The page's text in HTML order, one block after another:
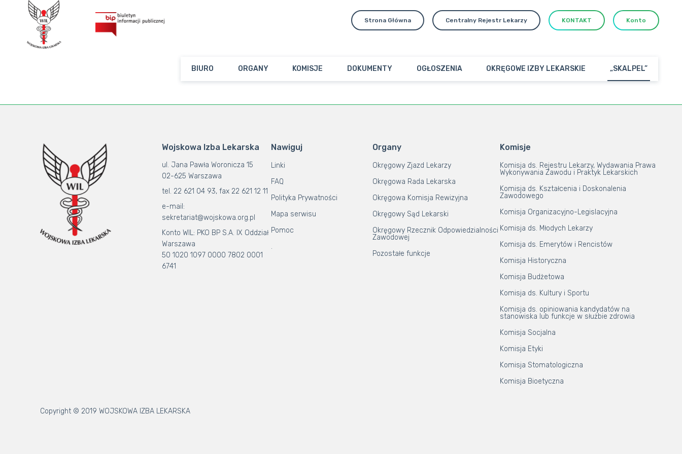
Strona Główna Centralny Rejestr Lekarzy KONTAKT Konto
BIURO ORGANY KOMISJE DOKUMENTY OGŁOSZENIA OKRĘGOWE IZBY LEKARSKIE „SKALPEL”
Wojskowa Izba Lekarska
ul. Jana Pawła Woronicza 15
02-625 Warszawa
tel. 22 621 04 93, fax 22 621 12 11
e-mail:
sekretariat@wojskowa.org.pl
Konto WIL: PKO BP S.A. IX Oddział
Warszawa
50 1020 1097 0000 7802 0001
6741
Nawiguj
Linki
FAQ
Polityka Prywatności
Mapa serwisu
Pomoc
.
Organy
Okręgowy Zjazd Lekarzy
Okręgowa Rada Lekarska
Okręgowa Komisja Rewizyjna
Okręgowy Sąd Lekarski
Okręgowy Rzecznik Odpowiedzialności
Zawodowej
Pozostałe funkcje
Komisje
Komisja ds. Rejestru Lekarzy, Wydawania Prawa
Wykonywania Zawodu i Praktyk Lekarskich
Komisja ds. Kształcenia i Doskonalenia
Zawodowego
Komisja Organizacyjno-Legislacyjna
Komisja ds. Młodych Lekarzy
Komisja ds. Emerytów i Rencistów
Komisja Historyczna
Komisja Budżetowa
Komisja ds. Kultury i Sportu
Komisja ds. opiniowania kandydatów na
stanowiska lub funkcje w służbie zdrowia
Komisja Socjalna
Komisja Etyki
Komisja Stomatologiczna
Komisja Bioetyczna
Copyright © 2019 WOJSKOWA IZBA LEKARSKA